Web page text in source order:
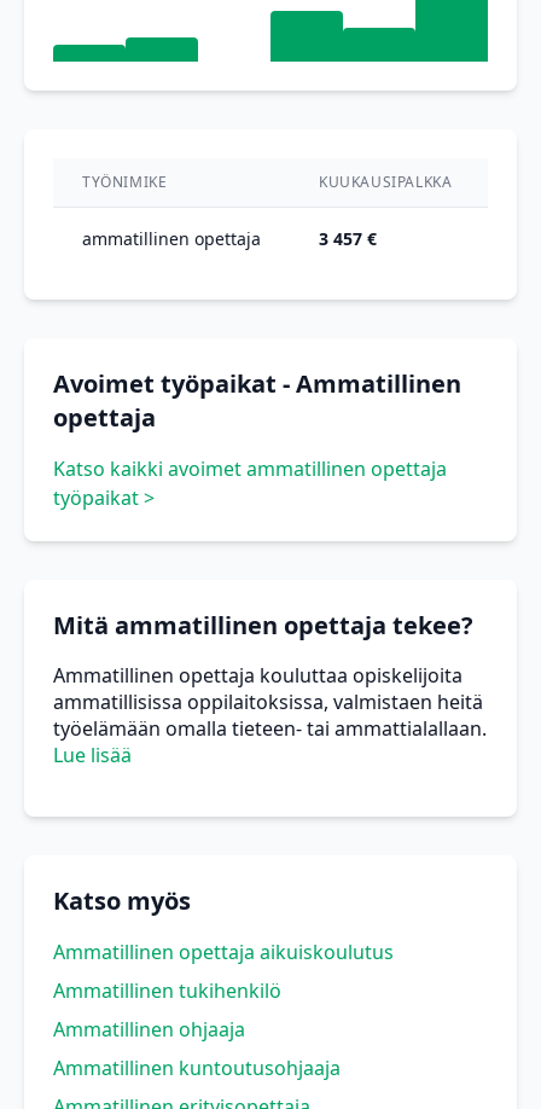
TYÖNIMIKE KUUKAUSIPALKKA
ammatillinen opettaja 3 457 €
Avoimet työpaikat - Ammatillinen
opettaja
Katso kaikki avoimet ammatillinen opettaja
työpaikat >
Mitä ammatillinen opettaja tekee?
Ammatillinen opettaja kouluttaa opiskelijoita
ammatillisissa oppilaitoksissa, valmistaen heitä
työelämään omalla tieteen- tai ammattialallaan.
Lue lisää
Katso myös
Ammatillinen opettaja aikuiskoulutus
Ammatillinen tukihenkilö
Ammatillinen ohjaaja
Ammatillinen kuntoutusohjaaja